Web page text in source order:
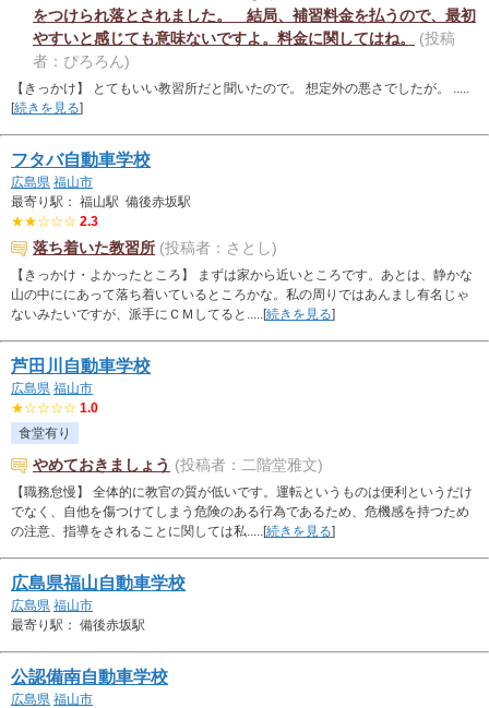
をつけられ落とされました。 結局、補習料金を払うので、最初
やすいと感じても意味ないですよ。料金に関してはね。
(投稿
者：ぴろろん)
【きっかけ】 とてもいい教習所だと聞いたので。 想定外の悪さでしたが。 .....
[続きを見る]
フタバ自動車学校
広島県 福山市
最寄り駅： 福山駅 備後赤坂駅
★★☆☆☆ 2.3
落ち着いた教習所 (投稿者：さとし)
【きっかけ・よかったところ】 まずは家から近いところです。あとは、静かな
山の中ににあって落ち着いているところかな。私の周りではあんまし有名じゃ
ないみたいですが、派手にＣＭしてると.....[続きを見る]
芦田川自動車学校
広島県 福山市
★☆☆☆☆ 1.0
食堂有り
やめておきましょう (投稿者：二階堂雅文)
【職務怠慢】 全体的に教官の質が低いです。運転というものは便利というだけ
でなく、自他を傷つけてしまう危険のある行為であるため、危機感を持つため
の注意、指導をされることに関しては私.....[続きを見る]
広島県福山自動車学校
広島県 福山市
最寄り駅： 備後赤坂駅
公認備南自動車学校
広島県 福山市